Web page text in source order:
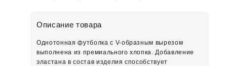
Описание товара
Однотонная футболка с V-образным вырезом
выполнена из премиального хлопка. Добавление
эластана в состав изделия способствует